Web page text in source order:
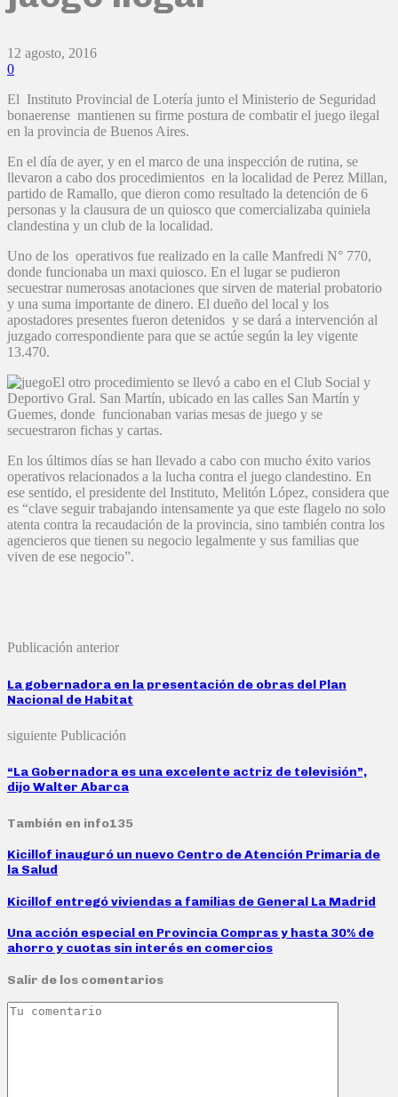
12 agosto, 2016
0
El Instituto Provincial de Lotería junto el Ministerio de Seguridad
bonaerense mantienen su firme postura de combatir el juego ilegal
en la provincia de Buenos Aires.
En el día de ayer, y en el marco de una inspección de rutina, se
llevaron a cabo dos procedimientos en la localidad de Perez Millan,
partido de Ramallo, que dieron como resultado la detención de 6
personas y la clausura de un quiosco que comercializaba quiniela
clandestina y un club de la localidad.
Uno de los operativos fue realizado en la calle Manfredi N° 770,
donde funcionaba un maxi quiosco. En el lugar se pudieron
secuestrar numerosas anotaciones que sirven de material probatorio
y una suma importante de dinero. El dueño del local y los
apostadores presentes fueron detenidos y se dará a intervención al
juzgado correspondiente para que se actúe según la ley vigente
13.470.
El otro procedimiento se llevó a cabo en el Club Social y
Deportivo Gral. San Martín, ubicado en las calles San Martín y
Guemes, donde funcionaban varias mesas de juego y se
secuestraron fichas y cartas.
En los últimos días se han llevado a cabo con mucho éxito varios
operativos relacionados a la lucha contra el juego clandestino. En
ese sentido, el presidente del Instituto, Melitón López, considera que
es “clave seguir trabajando intensamente ya que este flagelo no solo
atenta contra la recaudación de la provincia, sino también contra los
agencieros que tienen su negocio legalmente y sus familias que
viven de ese negocio”.
Publicación anterior
La gobernadora en la presentación de obras del Plan
Nacional de Habitat
siguiente Publicación
“La Gobernadora es una excelente actriz de televisión”,
dijo Walter Abarca
También en info135
Kicillof inauguró un nuevo Centro de Atención Primaria de
la Salud
Kicillof entregó viviendas a familias de General La Madrid
Una acción especial en Provincia Compras y hasta 30% de
ahorro y cuotas sin interés en comercios
Salir de los comentarios